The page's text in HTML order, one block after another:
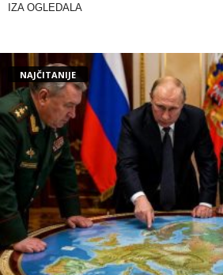
IZA OGLEDALA
NAJČITANIJE